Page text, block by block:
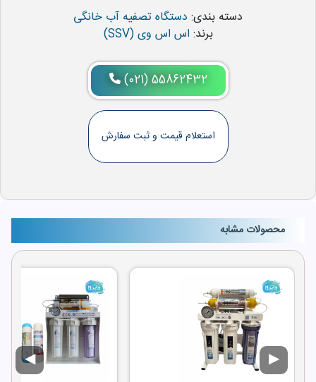
دسته بندی: دستگاه تصفیه آب خانگی
برند: اس اس وی (SSV)
(021) 55862432
استعلام قیمت و ثبت سفارش
محصولات مشابه
▶
◀